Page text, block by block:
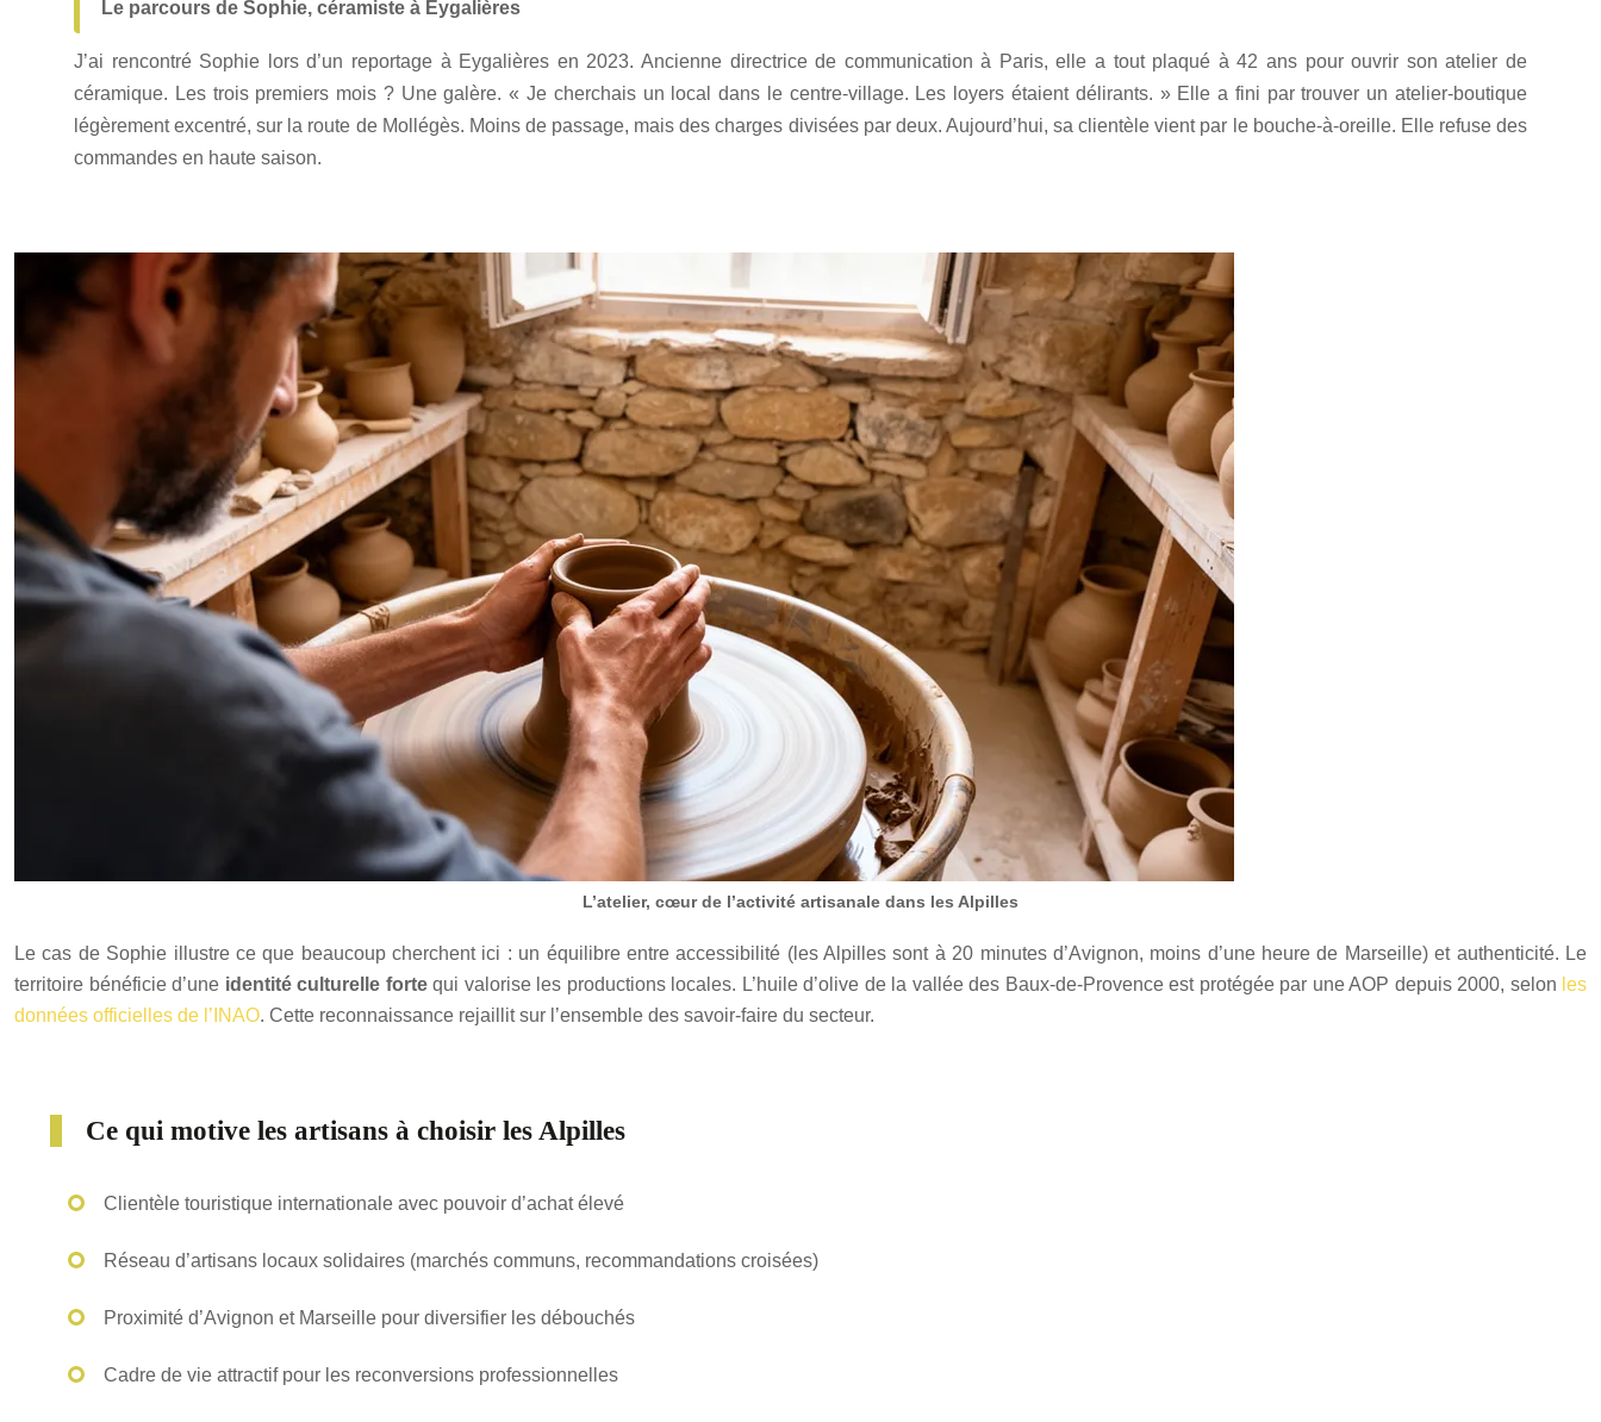
Le parcours de Sophie, céramiste à Eygalières
J’ai rencontré Sophie lors d’un reportage à Eygalières en 2023. Ancienne directrice de communication à Paris, elle a tout plaqué à 42 ans pour ouvrir son atelier de
céramique. Les trois premiers mois ? Une galère. « Je cherchais un local dans le centre-village. Les loyers étaient délirants. » Elle a fini par trouver un atelier-boutique
légèrement excentré, sur la route de Mollégès. Moins de passage, mais des charges divisées par deux. Aujourd’hui, sa clientèle vient par le bouche-à-oreille. Elle refuse des
commandes en haute saison.
L’atelier, cœur de l’activité artisanale dans les Alpilles
Le cas de Sophie illustre ce que beaucoup cherchent ici : un équilibre entre accessibilité (les Alpilles sont à 20 minutes d’Avignon, moins d’une heure de Marseille) et authenticité. Le
territoire bénéficie d’une identité culturelle fortequi valorise les productions locales. L’huile d’olive de la vallée des Baux-de-Provence est protégée par une AOP depuis 2000, selon les
données officielles de l’INAO. Cette reconnaissance rejaillit sur l’ensemble des savoir-faire du secteur.
Ce qui motive les artisans à choisir les Alpilles
Clientèle touristique internationale avec pouvoir d’achat élevé
Réseau d’artisans locaux solidaires (marchés communs, recommandations croisées)
Proximité d’Avignon et Marseille pour diversifier les débouchés
Cadre de vie attractif pour les reconversions professionnelles